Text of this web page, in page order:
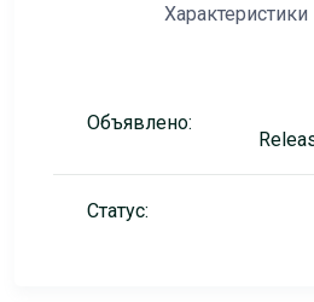
Характеристики
Объявлено:
Статус: